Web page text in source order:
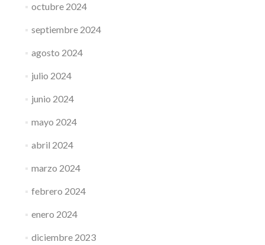
octubre 2024
septiembre 2024
agosto 2024
julio 2024
junio 2024
mayo 2024
abril 2024
marzo 2024
febrero 2024
enero 2024
diciembre 2023